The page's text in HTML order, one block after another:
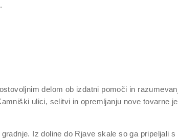
delom ob izdatni pomoči in
ulici, selitvi in opremljanju nove tovarne
Iz doline do Rjave skale so ga pripeljali